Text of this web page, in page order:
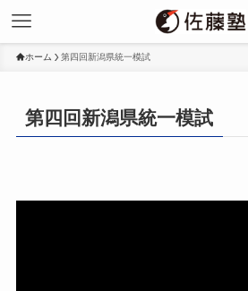
ホーム 第四回新潟県統一模試
第四回新潟県統一模試